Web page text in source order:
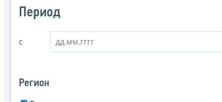
Период
с
Регион